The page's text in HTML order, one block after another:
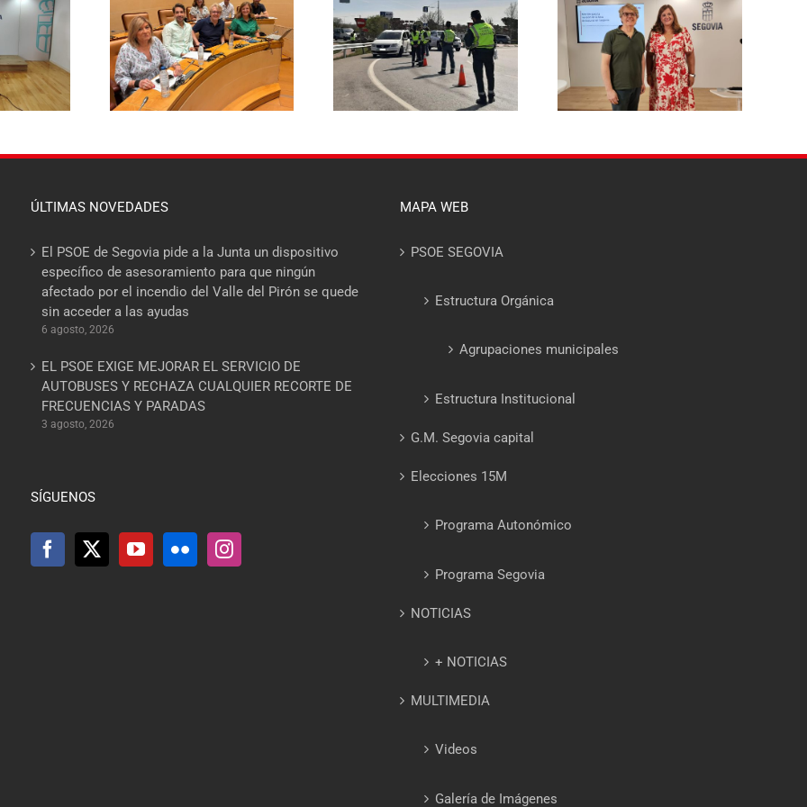
rebajar un 20%
basuras y
el mayor
fiscal soportado
segovianas
El PSOE pide
responsabilidades políticas
al PP tras las diligencias
abiertas a la alcaldesa de La
Lastrilla por un presunto
incidente con la Guardia Civil
El PSOE propone reducir un
20 % la tasa de basuras para
las viviendas habituales y
hacerla más justa para las
familias segovianas
El PSOE de Segovia pide a la
Junta un dispositivo
específico de asesoramiento
para que ningún afectado
por el incendio del Valle del
Pirón se quede sin acceder a
las ayudas
ÚLTIMAS NOVEDADES
El PSOE de Segovia pide a la Junta un dispositivo
específico de asesoramiento para que ningún
afectado por el incendio del Valle del Pirón se quede
sin acceder a las ayudas
6 agosto, 2026
EL PSOE EXIGE MEJORAR EL SERVICIO DE
AUTOBUSES Y RECHAZA CUALQUIER RECORTE DE
FRECUENCIAS Y PARADAS
3 agosto, 2026
SÍGUENOS
MAPA WEB
PSOE SEGOVIA
Estructura Orgánica
Agrupaciones municipales
Estructura Institucional
G.M. Segovia capital
Elecciones 15M
Programa Autonómico
Programa Segovia
NOTICIAS
+ NOTICIAS
MULTIMEDIA
Videos
Galería de Imágenes